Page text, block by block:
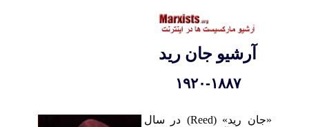
آرشيو جان ريد
۱۹۲۰-۱۸۸۷
«جان ريد» (Reed) در سال